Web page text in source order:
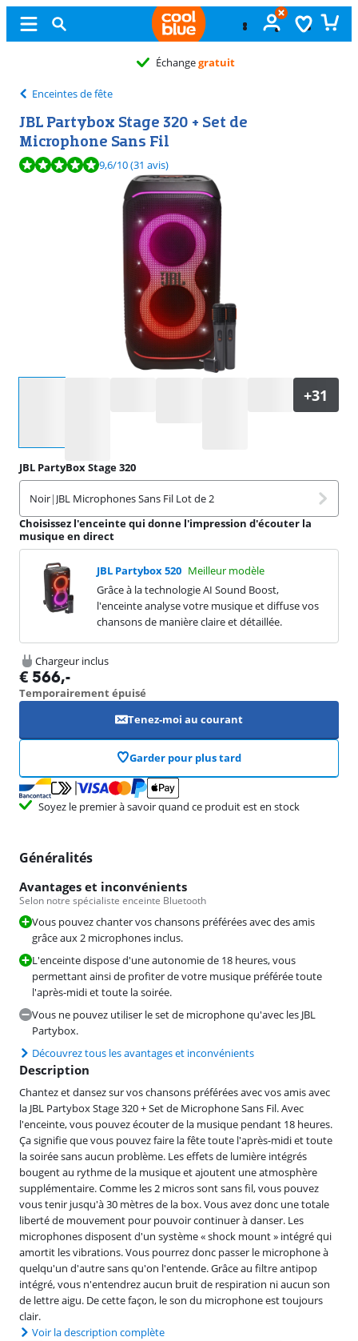
Échangegratuit
Enceintes de fête
JBL Partybox Stage 320 + Set de
Microphone Sans Fil
La note est de 9,6 sur 10, basée sur 31 avis.
9,6/10(31 avis)
JBL PartyBox Stage 320
Noir| JBL Microphones Sans Fil Lot de 2
Choisissez l'enceinte qui donne l'impression d'écouter la
musique en direct
JBL Partybox 520 Meilleur modèle
Grâce à la technologie AI Sound Boost,
l'enceinte analyse votre musique et diffuse vos
chansons de manière claire et détaillée.
Chargeur inclus
€ 566,-
Temporairement épuisé
Tenez-moi au courant
Garder pour plus tard
Soyez le premier à savoir quand ce produit est en stock
Généralités
Avantages et inconvénients
Selon notre spécialiste enceinte Bluetooth
Vous pouvez chanter vos chansons préférées avec des amis
grâce aux 2 microphones inclus.
L'enceinte dispose d'une autonomie de 18 heures, vous
permettant ainsi de profiter de votre musique préférée toute
l'après-midi et toute la soirée.
Vous ne pouvez utiliser le set de microphone qu'avec les JBL
Partybox.
Découvrez tous les avantages et inconvénients
Description
Chantez et dansez sur vos chansons préférées avec vos amis avec
la JBL Partybox Stage 320 + Set de Microphone Sans Fil. Avec
l'enceinte, vous pouvez écouter de la musique pendant 18 heures.
Ça signifie que vous pouvez faire la fête toute l'après-midi et toute
la soirée sans aucun problème. Les effets de lumière intégrés
bougent au rythme de la musique et ajoutent une atmosphère
supplémentaire. Comme les 2 micros sont sans fil, vous pouvez
vous tenir jusqu'à 30 mètres de la box. Vous avez donc une totale
liberté de mouvement pour pouvoir continuer à danser. Les
microphones disposent d'un système « shock mount » intégré qui
amortit les vibrations. Vous pourrez donc passer le microphone à
quelqu'un d'autre sans qu'on l'entende. Grâce au filtre antipop
intégré, vous n'entendrez aucun bruit de respiration ni aucun son
de lettre aigu. De cette façon, le son du microphone est toujours
clair.
Voir la description complète